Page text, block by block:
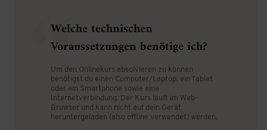
Welche technischen
Voraussetzungen benötige ich?
Um den Onlinekurs absolvieren zu können
benötigst du einen Computer/Laptop, ein Tablet
oder ein Smartphone sowie eine
Internetverbindung. Der Kurs läuft im Web-
Browser und kann nicht auf dein Gerät
heruntergeladen (also offline verwendet) werden.